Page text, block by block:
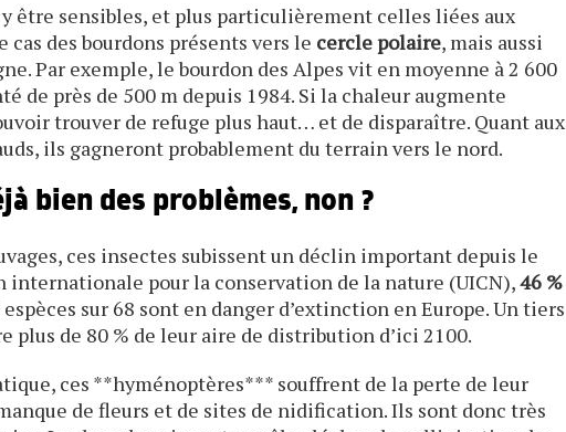
y être sensibles, et plus particulièrement celles liées aux
cas des bourdons présents vers le cercle polaire, mais aussi
Par exemple, le bourdon des Alpes vit en moyenne à 2 600
de près de 500 m depuis 1984. Si la chaleur augmente
trouver de refuge plus haut… et de disparaître. Quant aux
ils gagneront probablement du terrain vers le nord.
bien des problèmes, non ?
ces insectes subissent un déclin important depuis le
internationale pour la conservation de la nature (UICN),46 %
sur 68 sont en danger d’extinction en Europe. Un tiers
plus de 80 % de leur aire de distribution d’ici 2100.
ces **hyménoptères*** souffrent de la perte de leur
de fleurs et de sites de nidification. Ils sont donc très